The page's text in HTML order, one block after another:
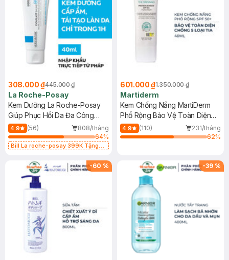
308.000 ₫445.000 ₫
La Roche-Posay
Kem Dưỡng La Roche-Posay
Giúp Phục Hồi Da Đa Công
Dụng 40ml
4.9 (56)
808/tháng
64%
Bill La roche-posay 399K Tặng
(SL có hạn)
601.000 ₫1.350.000 ₫
Martiderm
Kem Chống Nắng MartiDerm
Phổ Rộng Bảo Vệ Toàn Diện
40ml
4.9 (110)
231/tháng
62%
-60 % -39 %